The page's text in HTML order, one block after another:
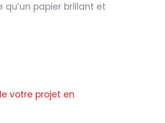
papier brillant et
votre projet en